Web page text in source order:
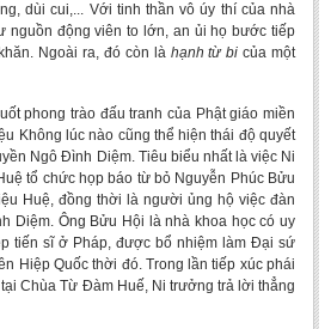
dùi cui,... Với tinh thần vô úy thí của nhà
nguồn động viên to lớn, an ủi họ bước tiếp
Ngoài ra, đó còn là hạnh từ bi của một
trào đấu tranh của Phật giáo miền
Không lúc nào cũng thể hiện thái độ quyết
Ngô Đình Diệm. Tiêu biểu nhất là việc Ni
tổ chức họp báo từ bỏ Nguyễn Phúc Bửu
Huệ, đồng thời là người ủng hộ việc đàn
Diệm. Ông Bửu Hội là nhà khoa học có uy
tiến sĩ ở Pháp, được bổ nhiệm làm Đại sứ
Hiệp Quốc thời đó. Trong lần tiếp xúc phái
Chùa Từ Đàm Huế, Ni trưởng trả lời thẳng